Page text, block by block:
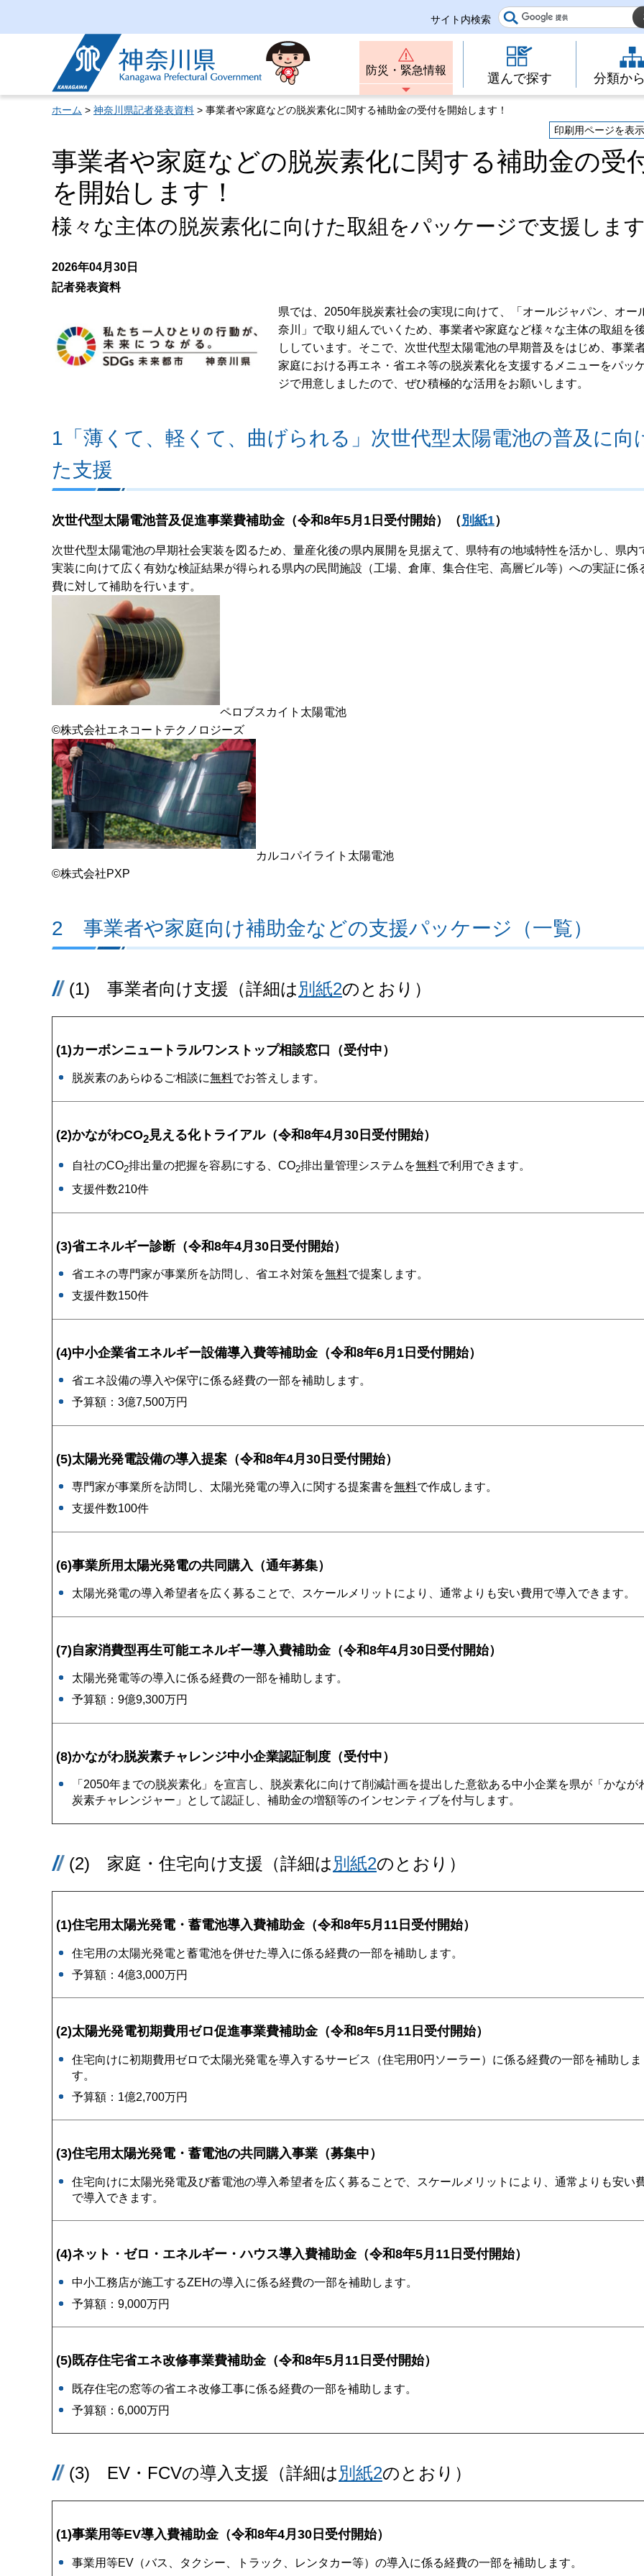
サイト内検索
神奈川県
防災・緊急情報
選んで探す 分類か
ホーム > 神奈川県記者発表資料 > 事業者や家庭などの脱炭素化に関する補助金の受付を開始します！
印刷用ページを表示
事業者や家庭などの脱炭素化に関する補助金の受
を開始します！
様々な主体の脱炭素化に向けた取組をパッケージで支援しま
2026年04月30日
記者発表資料
県では、2050年脱炭素社会の実現に向けて、「オールジャパン、オー
奈川」で取り組んでいくため、事業者や家庭など様々な主体の取組を
ししています。そこで、次世代型太陽電池の早期普及をはじめ、事業
家庭における再エネ・省エネ等の脱炭素化を支援するメニューをパッ
ジで用意しましたので、ぜひ積極的な活用をお願いします。
1「薄くて、軽くて、曲げられる」次世代型太陽電池の普及に向
た支援
次世代型太陽電池普及促進事業費補助金（令和8年5月1日受付開始）（ 別紙1）
次世代型太陽電池の早期社会実装を図るため、量産化後の県内展開を見据えて、県特有の地域特性を活かし、県内
実装に向けて広く有効な検証結果が得られる県内の民間施設（工場、倉庫、集合住宅、高層ビル等）への実証に係
費に対して補助を行います。
ペロブスカイト太陽電池
©株式会社エネコートテクノロジーズ
カルコパイライト太陽電池
©株式会社PXP
2 事業者や家庭向け補助金などの支援パッケージ（一覧）
(1) 事業者向け支援（詳細は別紙2のとおり）
(1)カーボンニュートラルワンストップ相談窓口（受付中）
脱炭素のあらゆるご相談に無料でお答えします。
(2)かながわCO2見える化トライアル（令和8年4月30日受付開始）
自社のCO2排出量の把握を容易にする、CO2排出量管理システムを無料で利用できます。
支援件数210件
(3)省エネルギー診断（令和8年4月30日受付開始）
省エネの専門家が事業所を訪問し、省エネ対策を無料で提案します。
支援件数150件
(4)中小企業省エネルギー設備導入費等補助金（令和8年6月1日受付開始）
省エネ設備の導入や保守に係る経費の一部を補助します。
予算額：3億7,500万円
(5)太陽光発電設備の導入提案（令和8年4月30日受付開始）
専門家が事業所を訪問し、太陽光発電の導入に関する提案書を無料で作成します。
支援件数100件
(6)事業所用太陽光発電の共同購入（通年募集）
太陽光発電の導入希望者を広く募ることで、スケールメリットにより、通常よりも安い費用で導入できます。
(7)自家消費型再生可能エネルギー導入費補助金（令和8年4月30日受付開始）
太陽光発電等の導入に係る経費の一部を補助します。
予算額：9億9,300万円
(8)かながわ脱炭素チャレンジ中小企業認証制度（受付中）
「2050年までの脱炭素化」を宣言し、脱炭素化に向けて削減計画を提出した意欲ある中小企業を県が「かなが
炭素チャレンジャー」として認証し、補助金の増額等のインセンティブを付与します。
(2) 家庭・住宅向け支援（詳細は別紙2のとおり）
(1)住宅用太陽光発電・蓄電池導入費補助金（令和8年5月11日受付開始）
住宅用の太陽光発電と蓄電池を併せた導入に係る経費の一部を補助します。
予算額：4億3,000万円
(2)太陽光発電初期費用ゼロ促進事業費補助金（令和8年5月11日受付開始）
住宅向けに初期費用ゼロで太陽光発電を導入するサービス（住宅用0円ソーラー）に係る経費の一部を補助しま
す。
予算額：1億2,700万円
(3)住宅用太陽光発電・蓄電池の共同購入事業（募集中）
住宅向けに太陽光発電及び蓄電池の導入希望者を広く募ることで、スケールメリットにより、通常よりも安い
で導入できます。
(4)ネット・ゼロ・エネルギー・ハウス導入費補助金（令和8年5月11日受付開始）
中小工務店が施工するZEHの導入に係る経費の一部を補助します。
予算額：9,000万円
(5)既存住宅省エネ改修事業費補助金（令和8年5月11日受付開始）
既存住宅の窓等の省エネ改修工事に係る経費の一部を補助します。
予算額：6,000万円
(3) EV・FCVの導入支援（詳細は別紙2のとおり）
(1)事業用等EV導入費補助金（令和8年4月30日受付開始）
事業用等EV（バス、タクシー、トラック、レンタカー等）の導入に係る経費の一部を補助します。